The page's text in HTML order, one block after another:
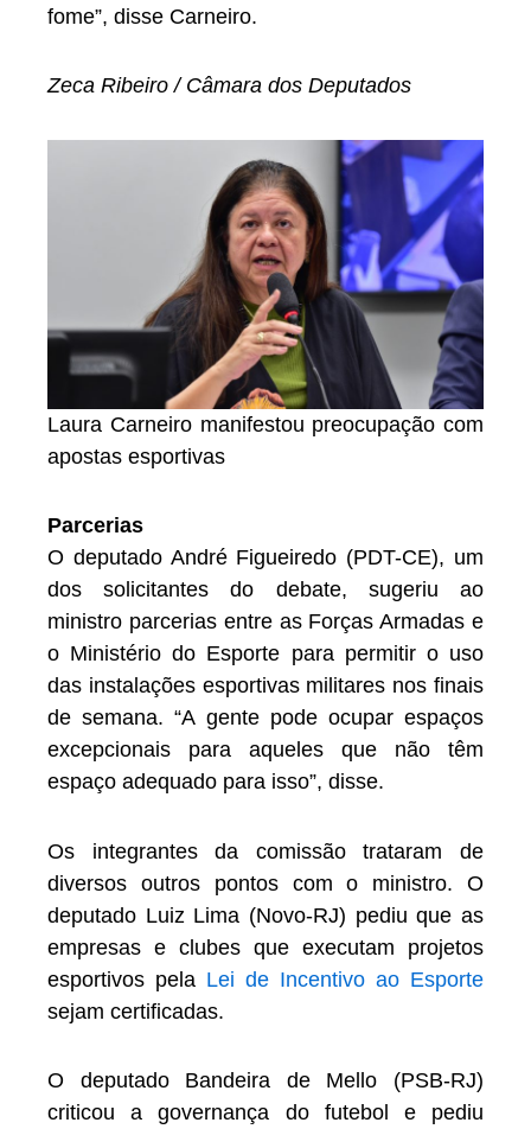
fome”, disse Carneiro.
Zeca Ribeiro / Câmara dos Deputados
Laura Carneiro manifestou preocupação com
apostas esportivas
Parcerias
O deputado André Figueiredo (PDT-CE), um
dos solicitantes do debate, sugeriu ao
ministro parcerias entre as Forças Armadas e
o Ministério do Esporte para permitir o uso
das instalações esportivas militares nos finais
de semana. “A gente pode ocupar espaços
excepcionais para aqueles que não têm
espaço adequado para isso”, disse.
Os integrantes da comissão trataram de
diversos outros pontos com o ministro. O
deputado Luiz Lima (Novo-RJ) pediu que as
empresas e clubes que executam projetos
esportivos pela Lei de Incentivo ao Esporte
sejam certificadas.
O deputado Bandeira de Mello (PSB-RJ)
criticou a governança do futebol e pediu